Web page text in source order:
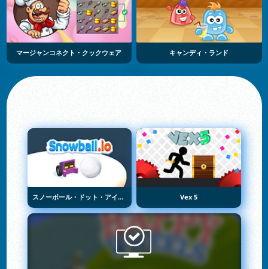
マージャンコネクト・クックウェア キャンディ・ランド
スノーボール・ドット・アイオー Vex 5